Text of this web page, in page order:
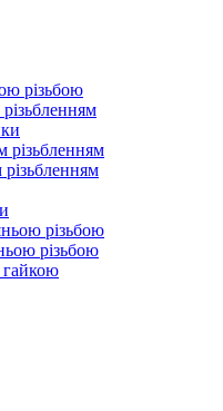
різьбою
різьбленням
різьбленням
різьбою
різьбою